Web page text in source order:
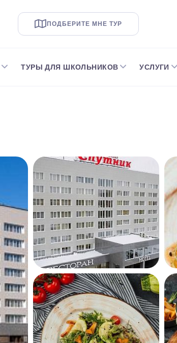
ПОДБЕРИТЕ МНЕ ТУР
ТУРЫ ДЛЯ ШКОЛЬНИКОВ УСЛУГИ